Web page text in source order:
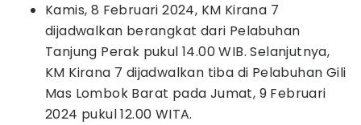
Kamis, 8 Februari 2024, KM Kirana 7
dijadwalkan berangkat dari Pelabuhan
Tanjung Perak pukul 14.00 WIB. Selanjutnya,
KM Kirana 7 dijadwalkan tiba di Pelabuhan Gili
Mas Lombok Barat pada Jumat, 9 Februari
2024 pukul 12.00 WITA.